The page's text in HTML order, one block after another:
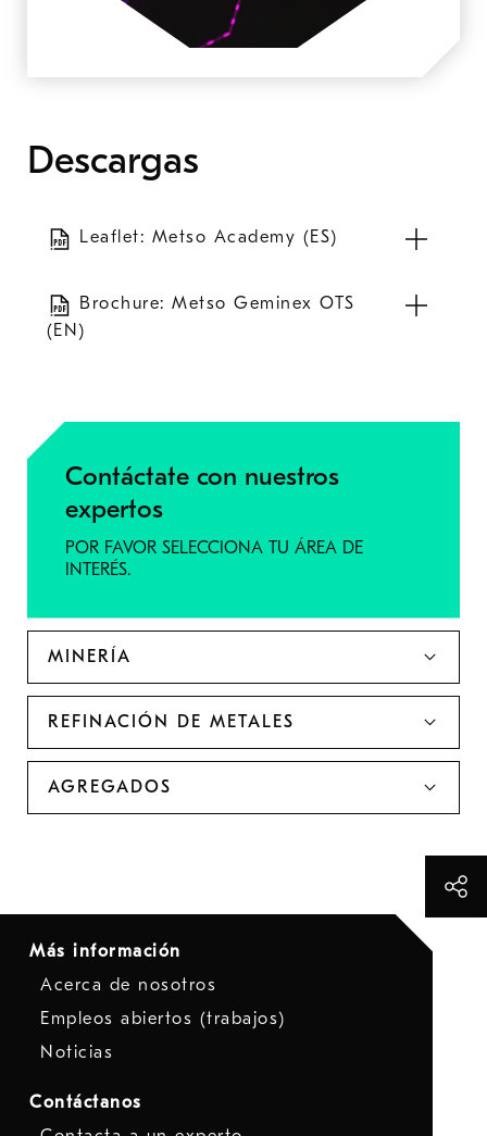
Descargas
Leaflet: Metso Academy (ES)
Brochure: Metso Geminex OTS
(EN)
Contáctate con nuestros
expertos
POR FAVOR SELECCIONA TU ÁREA DE
INTERÉS.
MINERÍA
REFINACIÓN DE METALES
AGREGADOS
Más información
Acerca de nosotros
Empleos abiertos (trabajos)
Noticias
Contáctanos